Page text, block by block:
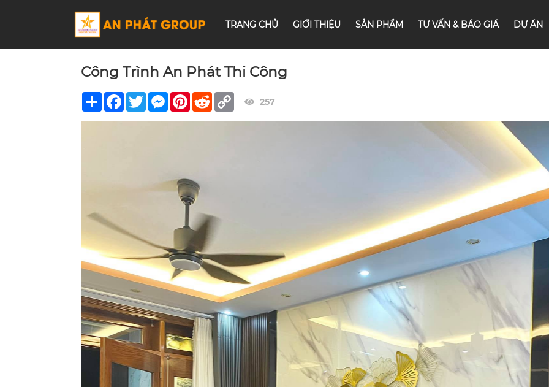
TRANG CHỦ GIỚI THIỆU SẢN PHẨM TƯ VẤN & BÁO GIÁ DỰ ÁN
Công Trình An Phát Thi Công
Share Facebook
TwitterMessengerPinterest
Reddit Copy
Link
257